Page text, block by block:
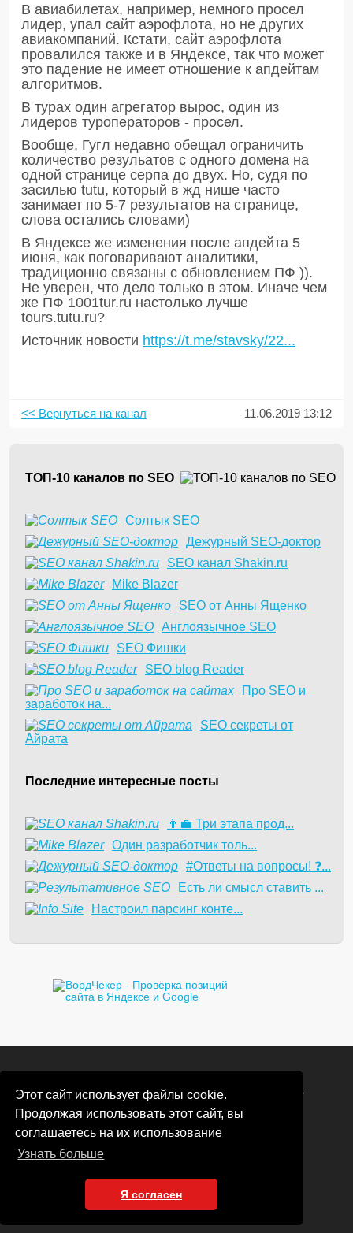
Этот сайт использует файлы cookie.
Продолжая использовать этот сайт, вы
соглашаетесь на их использование
Узнать больше
Я согласен
В авиабилетах, например, немного просел
лидер, упал сайт аэрофлота, но не других
авиакомпаний. Кстати, сайт аэрофлота
провалился также и в Яндексе, так что может
это падение не имеет отношение к апдейтам
алгоритмов.
В турах один агрегатор вырос, один из
лидеров туроператоров - просел.
Вообще, Гугл недавно обещал ограничить
количество резульатов с одного домена на
одной странице серпа до двух. Но, судя по
засилью tutu, который в жд нише часто
занимает по 5-7 результатов на странице,
слова остались словами)
В Яндексе же изменения после апдейта 5
июня, как поговаривают аналитики,
традиционно связаны с обновлением ПФ )).
Не уверен, что дело только в этом. Иначе чем
же ПФ 1001tur.ru настолько лучше
tours.tutu.ru?
Источник новости https://t.me/stavsky/22...
<< Вернуться на канал 11.06.2019 13:12
ТОП-10 каналов по SEO
Солтык SEO
Дежурный SEO-доктор
SEO канал Shakin.ru
Mike Blazer
SEO от Анны Ященко
Англоязычное SEO
SEO Фишки
SEO blog Reader
Про SEO и
заработок на...
SEO секреты от
Айрата
Последние интересные посты
👨‍💼 Три этапа прод...
​Один разработчик толь...
#Ответы на вопросы! ❓...
Есть ли смысл ставить ...
Настроил парсинг конте...
© Copyright 2021-2026 «SEOFAQ Telegram»
Соглашение пользователя
Правила обработки cookie